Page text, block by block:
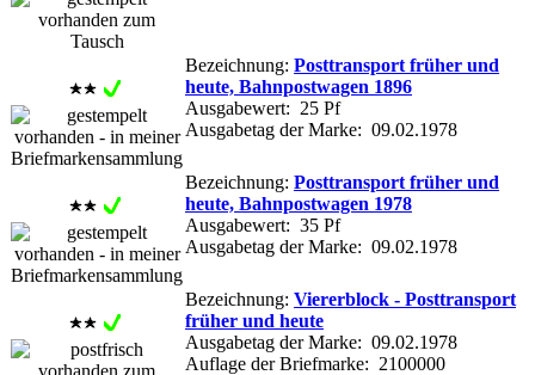
Bezeichnung: Posttransport früher und
heute, Bahnpostwagen 1896
Ausgabewert: 25 Pf
Ausgabetag der Marke: 09.02.1978
Bezeichnung: Posttransport früher und
heute, Bahnpostwagen 1978
Ausgabewert: 35 Pf
Ausgabetag der Marke: 09.02.1978
Bezeichnung: Viererblock - Posttransport
früher und heute
Ausgabetag der Marke: 09.02.1978
Auflage der Briefmarke: 2100000